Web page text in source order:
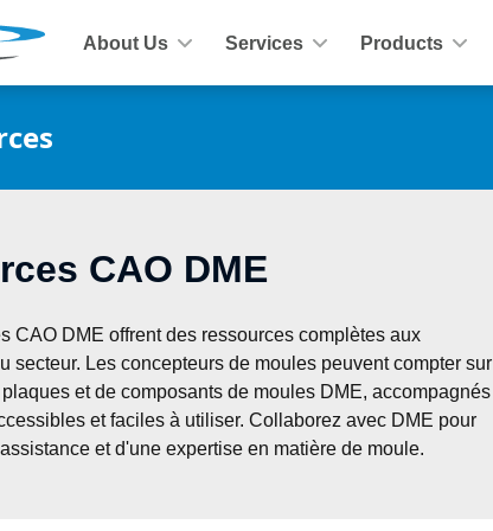
About Us Services Products
CAO DME
CAO DME offrent des ressources complètes aux
secteur. Les concepteurs de moules peuvent compter
et de composants de moules DME,
et faciles à utiliser. Collaborez avec DME pour
et d'une expertise en matière de moule.